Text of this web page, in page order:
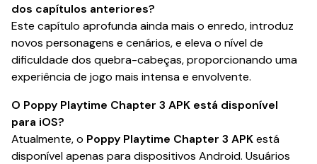
dos capítulos anteriores?
Este capítulo aprofunda ainda mais o enredo, introduz
novos personagens e cenários, e eleva o nível de
dificuldade dos quebra-cabeças, proporcionando uma
experiência de jogo mais intensa e envolvente.
O Poppy Playtime Chapter 3 APK está disponível
para iOS?
Atualmente, o Poppy Playtime Chapter 3 APKestá
disponível apenas para dispositivos Android. Usuários